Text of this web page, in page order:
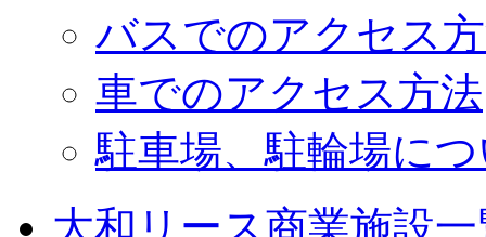
バスでのアクセス
車でのアクセス方法
駐車場、駐輪場に
大和リース商業施設